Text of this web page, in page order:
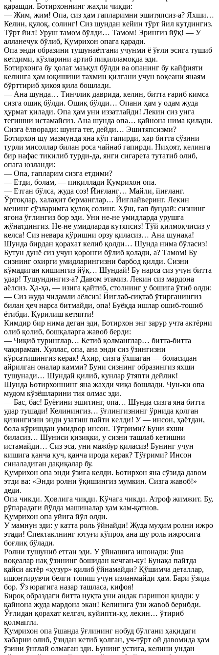
қарашди. Ботирхоннинг жаҳли чиқди:
— Жим, жим! Опа, сиз ҳам гапларимни эшитяпсиз-а? Яхши…
Келин, қулоқ, солинг! Сиз шундан кейин тўрт йил кутдингиз.
Тўрт йил! Уруш тамом бўлди… Тамом! Эрингиз йўқ! — У
алланечук бўлиб, Қумрихон опага қаради.
Опа энди образини тушунаётгани учунми ё ўғли эсига тушиб
кетдими, кўзларини артиб пиқилламоқда эди.
Ботирхонга бу ҳолат маъқул бўлди ва опанинг бу кайфияти
келинга ҳам юқишини тахмин қилгани учун воқеани янаям
бўрттириб ҳикоя қила бошлади.
— Ана шунда… Тинчлик даврида, келин, битта ғариб кимса
сизга ошиқ бўлди. Ошиқ бўлди… Опани ҳам у одам жуда
ҳурмат қилади. Опа ҳам уни иззатлайди! Лекин сиз унга
тегишни истамайсиз. Ана шунда опа… қайнона нима қилади.
Сизга ёлворади: шунга тег, дейди… Эшитяпсизми?
Ботирхон шу мазмунда яна кўп гапирди, ҳар битта сўзини
турли мисоллар билан роса чайнаб гапирди. Ниҳоят, келинга
бир нафас тикилиб турди-да, янги сигарета тутатиб олиб,
опага юзланди:
— Опа, гапларим сизга етдими?
— Етди, болам, — пиқиллади Қумрихон опа.
— Етган бўлса, жуда соз! Йиғланг… Майли, йиғланг.
Ўртоқлар, халақит берманглар… Йиғлайверинг. Лекин
менинг сўзларимга қулоқ солинг. Хўш, гап бундай: сизнинг
ягона ўғлингиз бор эди. Уни не-не умидларда урушга
жўнатдингиз. Не-не умидларда кутяпсиз! Тўй қилмоқчисиз у
келса! Сиз невара кўришни орзу қиласиз… Ана шунақа!
Шунда бирдан қорахат келиб қолди… Шунда нима бўласиз!
Бутун дунё сиз учун қоронғи бўлиб қолади, а? Тамом! Бу
сизнинг охирги умидларингизни барбод қилди. Сизни
кўмадиган кишингиз йўқ… Шундай! Бу нарса сиз учун битта
удар! Тушундингиз-а? Давом этамиз. Лекин сиз мардона
аёлсиз. Ҳа-ҳа, — изига қайтиб, столнинг у бошига ўтиб олди:
— Сиз жуда чидамли аёлсиз! Йиғлаб-сиқтаб ўтирганингиз
билан ҳеч нарса битмайди, опа! Буёқда ишлар ошиб-тошиб
ётибди. Қурилиш кетяпти!
Кимдир бир нима деган эди, Ботирхон энг зарур учта актёрни
олиб қолиб, бошқаларга жавоб берди:
— Чиқиб туринглар… Кетиб қолманглар… битта-битта
чақираман. Хуллас, опа, ана энди сиз ўзингизни
кўрсатишингиз керак! Ахир, сизга ўхшаган — боласидан
айрилган оналар камми? Буни сизнинг образингиз яхши
тушунади… Шундай қилиб, кунлар ўтяпти дейлик!
Шунда Ботирхоннинг яна жахди чиқа бошлади. Чун-ки опа
мудом кўзёшларини тия олмас эди.
— Бас, бас! Буёғини эшитинг, опа… Шунда сизга яна битта
удар тушади! Келинингиз… ўғлингизнинг ўрнида қолган
қизингизни энди узатиш пайти келди! У — инсон, ҳаётдан,
бола кўришдан умидвор инсон. Тўғрими? Буни яхши
биласиз… Шуниси қизиқки, у сизни ташлаб кетишни
истамайди… Сиз эса, уни мажбур қиласиз! Бунинг учун
кишига қанча куч, қанча ирода керак? Тўғрими? Инсон
синаладиган дақиқалар бу.
Қумрихон опа энди ўзига келди. Ботирхон яна сўзида давом
этди ва: «Энди ролни ўқишингиз мумкин. Сизга жавоб!»
деди.
Опа чикди. Ҳовлига чиқди. Кўчага чикди. Атроф жимжит. Бу,
рўпарадаги йўлда машиналар ҳам кам-қатнов.
Қумрихон опа уйига йўл олди.
У мамнун эди: у катта роль ўйнайди! Жуда муҳим ролни ижро
этади! Спектаклнинг ютуғи кўпроқ ана шу роль ижросига
боғлиқ бўлади.
Ролни тушуниб етган эди. У ўйнашига ишонади: ўша
воқеалар нақ ўзининг бошидан кечган-ку! Бунақа пайтда
қайси актёр «ҳузур» қилиб ўйнамайди? Қўшимча деталлар,
ишонтирувчи белги топиш учун изланмайди ҳам. Бари ўзида
бор. Ўз юрагига назар ташласа, кифоя!
Бироқ образдаги битта нуқта уни андак паришон қилди: у
қайнона жуда мардона экан! Келинига ўзи жавоб берибди.
Ўғлидан қорахат келгач, куйипти-ку, лекин… ўтириб
қолмапти.
Қумрихон опа ўшанда ўғлининг нобуд бўлгани ҳақидаги
хабарни олиб, ўзидан кетиб қолган, уч-тўрт ой давомида ҳам
ўзини ўнглай олмаган эди. Бунинг устига, келини ундан